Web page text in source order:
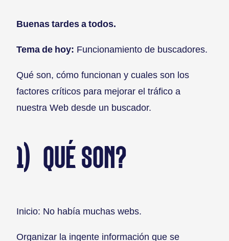
Buenas tardes a todos.
Tema de hoy: Funcionamiento de buscadores.
Qué son, cómo funcionan y cuales son los
factores críticos para mejorar el tráfico a
nuestra Web desde un buscador.
1) QUÉ SON?
Inicio: No había muchas webs.
Organizar la ingente información que se